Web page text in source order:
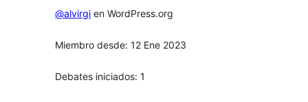
@alvirgi en WordPress.org
Miembro desde: 12 Ene 2023
Debates iniciados: 1